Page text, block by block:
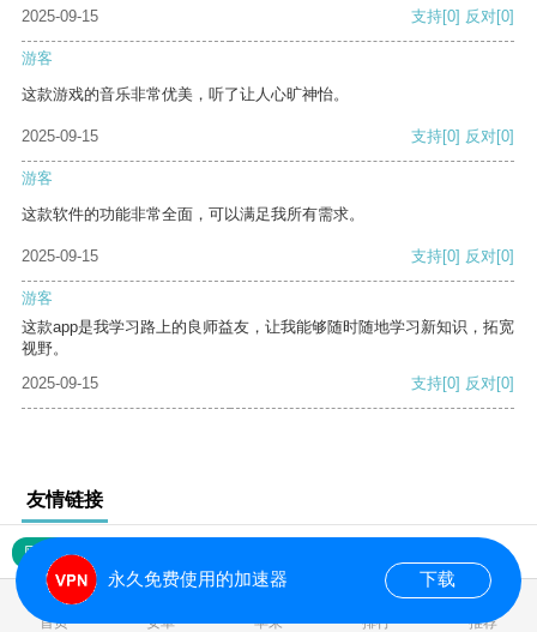
2025-09-15
支持[0] 反对[0]
游客
这款游戏的音乐非常优美，听了让人心旷神怡。
2025-09-15 支持[0] 反对[0]
游客
这款软件的功能非常全面，可以满足我所有需求。
2025-09-15 支持[0] 反对[0]
游客
这款app是我学习路上的良师益友，让我能够随时随地学习新知识，拓宽
视野。
2025-09-15
支持[0] 反对[0]
友情链接
网站地图
首页 安卓 苹果 排行 推荐
永久免费使用的加速器 下载
0.019246s